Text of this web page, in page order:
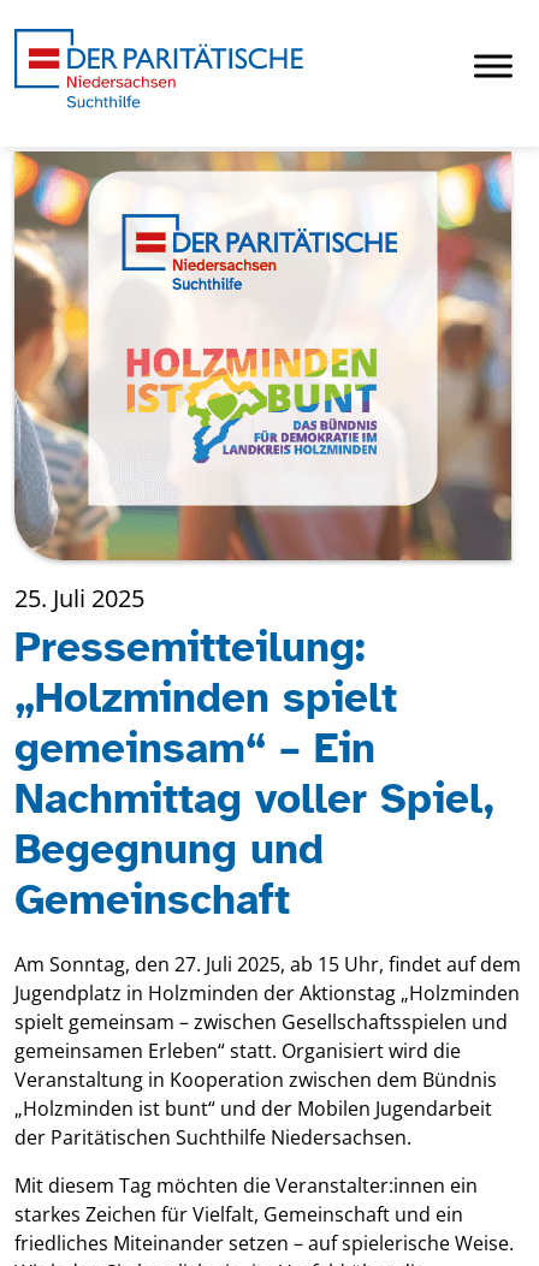
25. Juli 2025
Pressemitteilung:
„Holzminden spielt
gemeinsam“ – Ein
Nachmittag voller Spiel,
Begegnung und
Gemeinschaft
Am Sonntag, den 27. Juli 2025, ab 15 Uhr, findet auf dem
Jugendplatz in Holzminden der Aktionstag „Holzminden
spielt gemeinsam – zwischen Gesellschaftsspielen und
gemeinsamen Erleben“ statt. Organisiert wird die
Veranstaltung in Kooperation zwischen dem Bündnis
„Holzminden ist bunt“ und der Mobilen Jugendarbeit
der Paritätischen Suchthilfe Niedersachsen.
Mit diesem Tag möchten die Veranstalter:innen ein
starkes Zeichen für Vielfalt, Gemeinschaft und ein
friedliches Miteinander setzen – auf spielerische Weise.